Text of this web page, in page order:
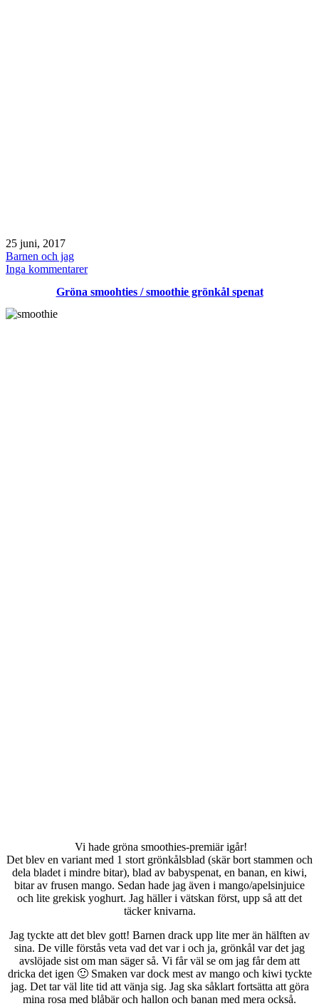
Publicerat
den
25 juni, 2017
Kategoriserat
som
Barnen och jag
Inga kommentarertill
/
Gröna smoohties / smoothie grönkål spenat
Vi hade gröna smoothies-premiär igår!
Det blev en variant med 1 stort grönkålsblad (skär bort stammen och
dela bladet i mindre bitar), blad av babyspenat, en banan, en kiwi,
bitar av frusen mango. Sedan hade jag även i mango/apelsinjuice
och lite grekisk yoghurt. Jag häller i vätskan först, upp så att det
täcker knivarna.
Jag tyckte att det blev gott! Barnen drack upp lite mer än hälften av
sina. De ville förstås veta vad det var i och ja, grönkål var det jag
avslöjade sist om man säger så. Vi får väl se om jag får dem att
dricka det igen 🙂 Smaken var dock mest av mango och kiwi tyckte
jag. Det tar väl lite tid att vänja sig. Jag ska såklart fortsätta att göra
mina rosa med blåbär och hallon och banan med mera också.